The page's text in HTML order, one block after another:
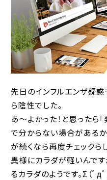
先日のインフルエンザ疑
ら陰性でした。
あ〜よかった！と思ったら
で分からない場合があるか
が続くなら再度チェックら
異様にカラダが軽いんです
るカラダのようです。Σ（ﾟд